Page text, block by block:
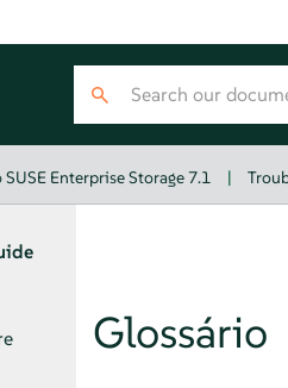
Enterprise Storage 7.1 |
Glossário